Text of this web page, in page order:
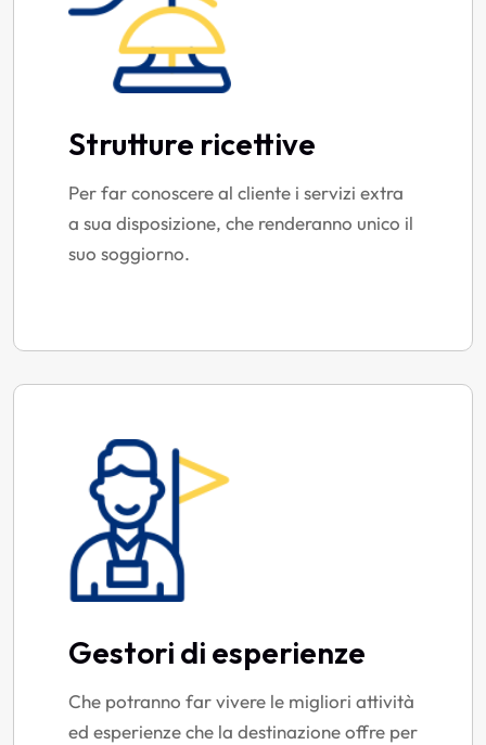
Strutture ricettive
Per far conoscere al cliente i servizi extra
a sua disposizione, che renderanno unico il
suo soggiorno.
Gestori di esperienze
Che potranno far vivere le migliori attività
ed esperienze che la destinazione offre per